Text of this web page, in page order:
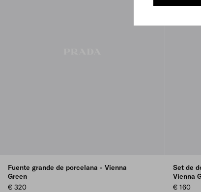
Fuente grande de porcelana - Vienna
Green
€ 320
Set de
Vienna
€ 160